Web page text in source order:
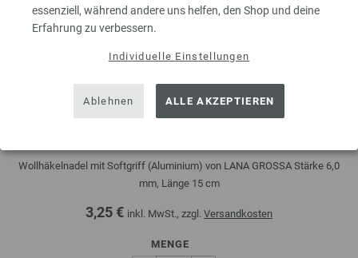
essenziell, während andere uns helfen, den Shop und deine
Erfahrung zu verbessern.
Individuelle Einstellungen
Ablehnen ALLE AKZEPTIEREN
Wollhäkelnadel mit Softgriff (Aluminium) von LANA GROSSA Stärke 6,0
mm, Länge 15 cm
3,25 € inkl. MwSt., zzgl. Versandkosten
MENGE